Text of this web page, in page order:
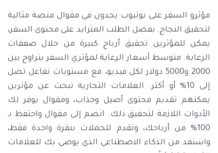
مؤثرو السفر على يوتيوب يجدون في مقوال منصة مثالية
لتحقيق النجاح. بفضل الطلب المتزايد على محتوى السفر،
يمكن للمؤثرين تحقيق أرباح كبيرة من خلال صفقات
الرعاية. متوسط أسعار الرعاية لمؤثري السفر يتراوح بين
2000 و5000 دولار لكل فيديو، مع مستويات تفاعل تصل
إلى 10% أو أكثر. العلامات التجارية تبحث عن مؤثرين
يمكنهم تقديم محتوى أصيل وجذاب، ومقوال يوفر لك
الأدوات اللازمة لتحقيق ذلك. انضم إلى مقوال واحتفظ بـ
100% من أرباحك، وتقدم للحملات بنقرة واحدة فقط،
واستفد من الذكاء الاصطناعي الذي يوصي بك للعلامات